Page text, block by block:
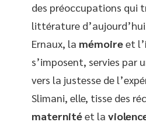
des préoccupations qui
littérature
Ernaux, la mémoireet l’
s’imposent, servies par
vers la justesse de
Slimani, elle, tisse des
maternitéet la